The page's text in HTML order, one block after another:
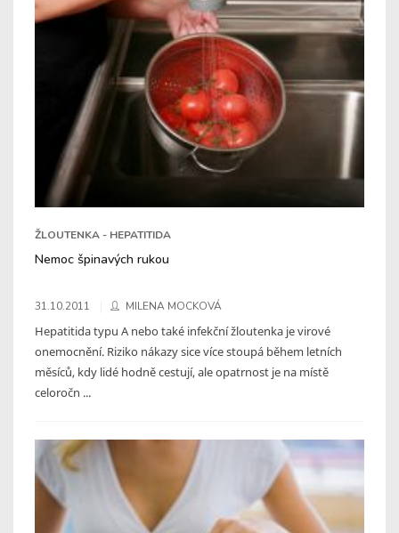
ŽLOUTENKA - HEPATITIDA
Nemoc špinavých rukou
31.10.2011 MILENA MOCKOVÁ
Hepatitida typu A nebo také infekční žloutenka je virové
onemocnění. Riziko nákazy sice více stoupá během letních
měsíců, kdy lidé hodně cestují, ale opatrnost je na místě
celoročn ...